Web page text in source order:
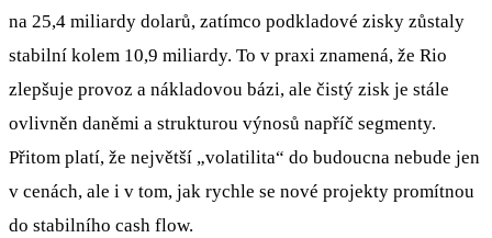
na 25,4 miliardy dolarů, zatímco podkladové zisky zůstaly
stabilní kolem 10,9 miliardy. To v praxi znamená, že Rio
zlepšuje provoz a nákladovou bázi, ale čistý zisk je stále
ovlivněn daněmi a strukturou výnosů napříč segmenty.
Přitom platí, že největší „volatilita“ do budoucna nebude jen
v cenách, ale i v tom, jak rychle se nové projekty promítnou
do stabilního cash flow.